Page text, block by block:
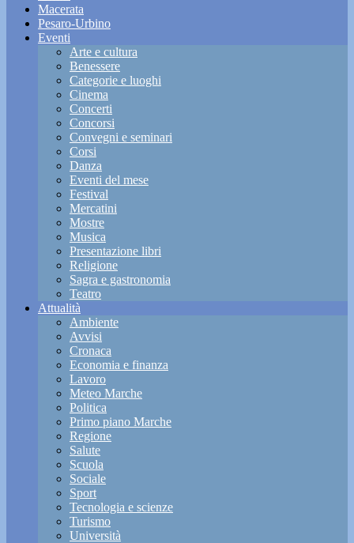
Macerata
Pesaro-Urbino
Eventi
Arte e cultura
Benessere
Categorie e luoghi
Cinema
Concerti
Concorsi
Convegni e seminari
Corsi
Danza
Eventi del mese
Festival
Mercatini
Mostre
Musica
Presentazione libri
Religione
Sagra e gastronomia
Teatro
Attualità
Ambiente
Avvisi
Cronaca
Economia e finanza
Lavoro
Meteo Marche
Politica
Primo piano Marche
Regione
Salute
Scuola
Sociale
Sport
Tecnologia e scienze
Turismo
Università